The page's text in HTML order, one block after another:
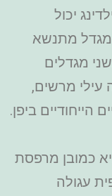
יכול
מתנשא
משני מגדלים
עילי מרשים,
ביפן.
כמובן מרפסת
עגולה